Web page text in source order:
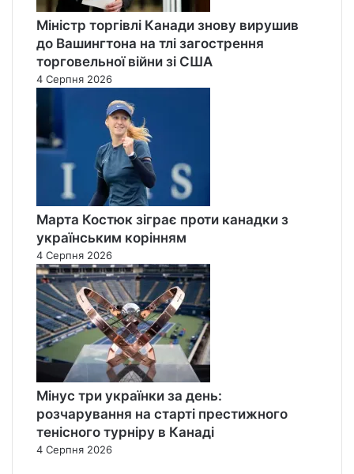
Міністр торгівлі Канади знову вирушив
до Вашингтона на тлі загострення
торговельної війни зі США
4 Серпня 2026
Марта Костюк зіграє проти канадки з
українським корінням
4 Серпня 2026
Мінус три українки за день:
розчарування на старті престижного
тенісного турніру в Канаді
4 Серпня 2026